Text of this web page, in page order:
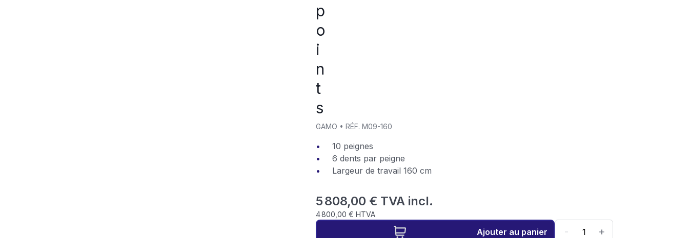
p
o
i
n
t
s
GAMO •RÉF. M09-160
10 peignes
6 dents par peigne
Largeur de travail 160 cm
5 808,00 € TVA incl.
4 800,00 € HTVA
Ajouter au panier - +